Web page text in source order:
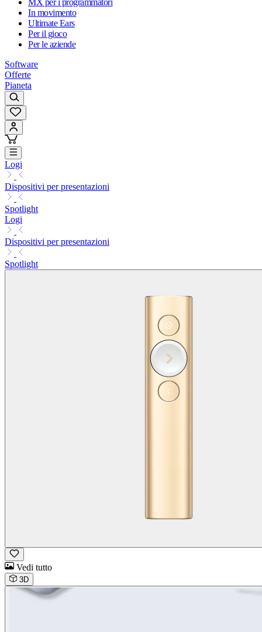
MX per i programmatori
In movimento
Ultimate Ears
Per il gioco
Per le aziende
Software
Offerte
Pianeta
Logi
Dispositivi per presentazioni
Spotlight
Logi
Dispositivi per presentazioni
Spotlight
Vedi tutto
3D